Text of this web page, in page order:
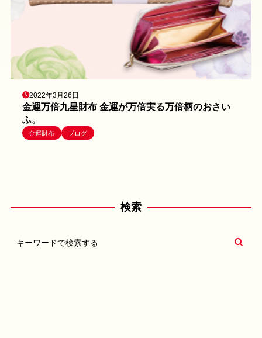
2022年3月26日
金運万倍九星財布 金運が万倍実る万倍柄のおさい
ふ。
金運財布 ブログ
検索